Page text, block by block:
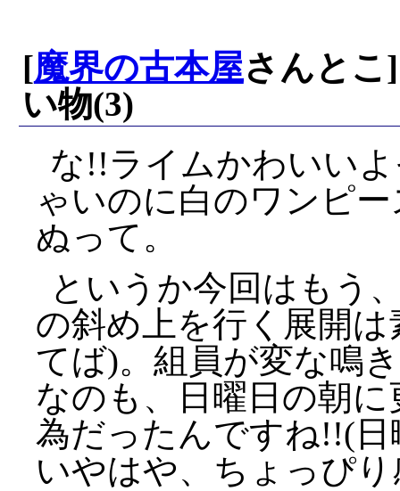
[魔界の古本屋さんとこ
い物(3)
な!!ライムかわいい
ゃいのに白のワンピ
ぬって。
というか今回はもう
の斜め上を行く展開
てば)。組員が変な鳴
なのも、日曜日の朝
為だったんですね!!(
いやはや、ちょっぴ